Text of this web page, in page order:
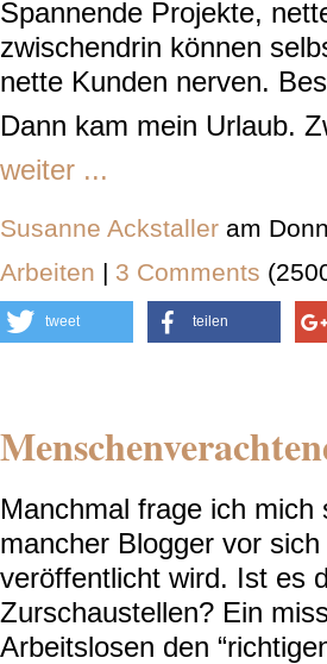
Spannende Projekte,
zwischendrin können
nette Kunden nerven.
Dann kam mein Urlaub.
weiter ...
Susanne Ackstaller am
Arbeiten | 3 Comments
tweet teilen
Manchmal frage ich
mancher Blogger vor
veröffentlicht wird. Ist es
Zurschaustellen? Ein
Arbeitslosen den